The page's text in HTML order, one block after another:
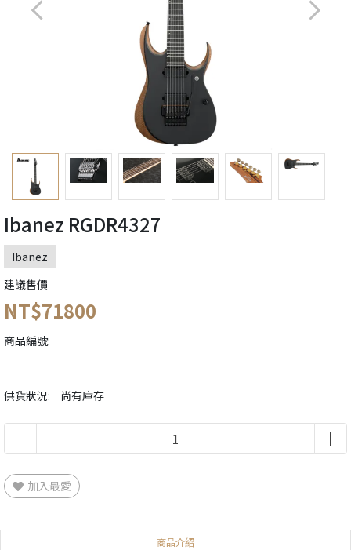
Ibanez RGDR4327
Ibanez
建議售價
NT$71800
商品編號:
供貨狀況: 尚有庫存
加入最愛
商品介紹